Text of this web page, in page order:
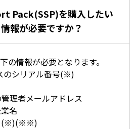
Pack(SSP)を購入したい
報が必要ですか？
の情報が必要となります。
のシリアル番号(※)
理者メールアドレス
名
(※)(※※)